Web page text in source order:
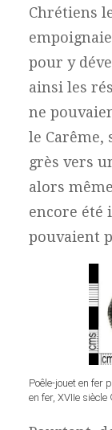
Chrétiens
pour y
ainsi les
ne
le Carême,
grès vers
alors
encore été
pouvaient
Poêle-jouet en fer
en fer, XVIIe